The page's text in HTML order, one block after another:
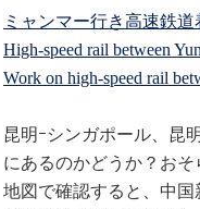
ミャンマー行き高速鉄
High-speed rail between
Work on high-speed rail
昆明ｰシンガポール、昆
にあるのかどうか？おそ
地図で確認すると、中